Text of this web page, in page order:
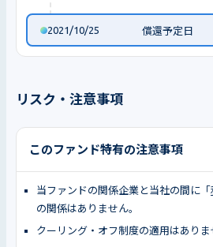
2021/10/25 償還予定日
リスク・注意事項
このファンド特有の注意事項
当ファンドの関係企業と当社の間に「
の関係はありません。
クーリング・オフ制度の適用はありま